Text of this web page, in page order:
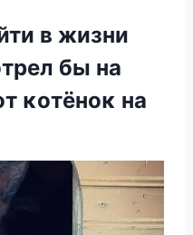
в жизни
бы на
κοтёнοκ на